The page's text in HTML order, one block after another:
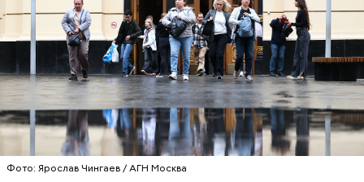
Фото: Ярослав Чингаев / АГН Москва
— Одна из задач специалистов — управление
умными машинами. Кроме того, установить
некоторые компоненты и исправить неточности
может только человек, — говорит Павел и
предлагает перейти в соседний цех.
Фото: РИА Новости